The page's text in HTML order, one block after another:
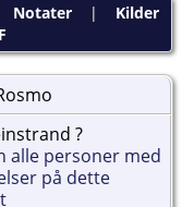
Notater| Kilder
?